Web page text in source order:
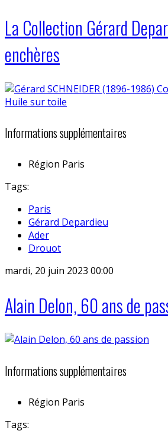
La Collection Gérard
enchères
Informations supplémentaires
Région Paris
Tags:
Paris
Gérard Depardieu
Ader
Drouot
mardi, 20 juin 2023 00:00
Alain Delon, 60 ans de
Informations supplémentaires
Région Paris
Tags: